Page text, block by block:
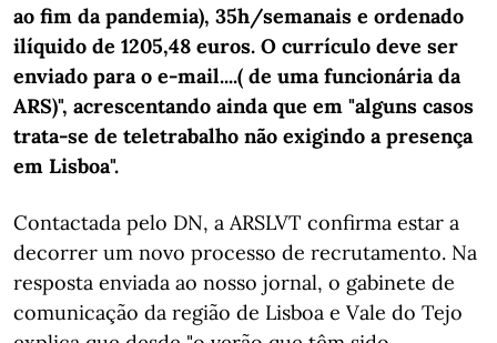
ao fim da pandemia), 35h/semanais e ordenado
ilíquido de 1205,48 euros. O currículo deve ser
enviado para o e-mail....( de uma funcionária da
ARS)", acrescentando ainda que em "alguns casos
trata-se de teletrabalho não exigindo a presença
em Lisboa".
Contactada pelo DN, a ARSLVT confirma estar a
decorrer um novo processo de recrutamento. Na
resposta enviada ao nosso jornal, o gabinete de
comunicação da região de Lisboa e Vale do Tejo